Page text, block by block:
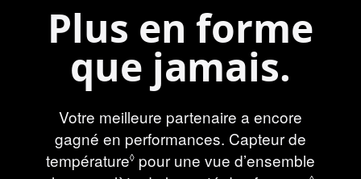
Plus en forme
que jamais.
Votre meilleure partenaire a encore
gagné en performances. Capteur de
température◊Voir
pour une vue d’ensemble